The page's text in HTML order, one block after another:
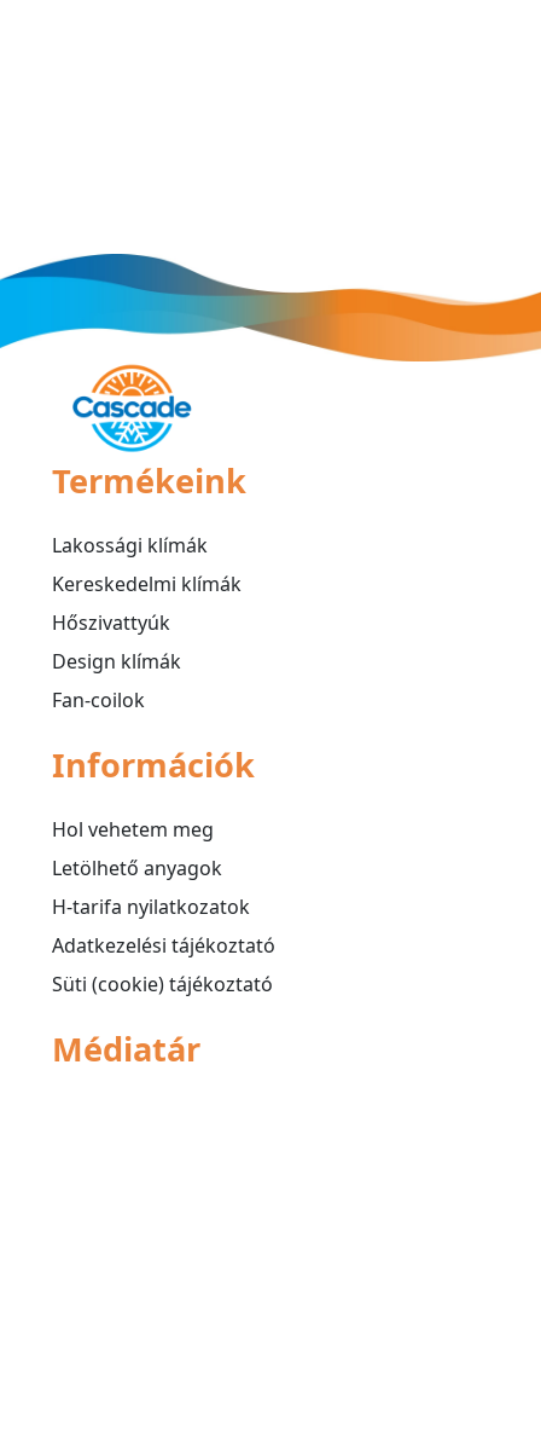
Termékeink
Lakossági klímák
Kereskedelmi klímák
Hőszivattyúk
Design klímák
Fan-coilok
Információk
Hol vehetem meg
Letölhető anyagok
H-tarifa nyilatkozatok
Adatkezelési tájékoztató
Süti (cookie) tájékoztató
Médiatár